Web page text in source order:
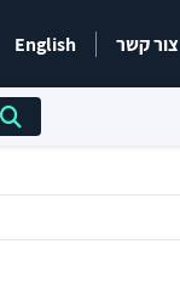
צור קשר English